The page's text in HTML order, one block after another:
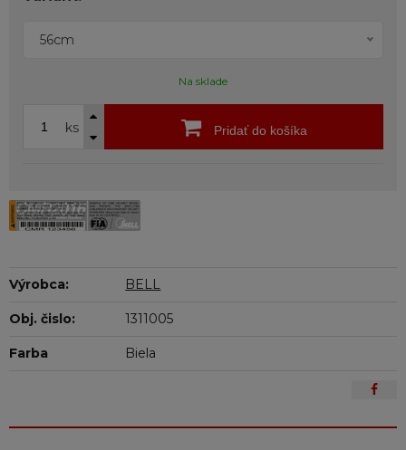
56cm
Na sklade
ks Pridať do košíka
Výrobca: BELL
Obj. čislo: 1311005
Farba Biela